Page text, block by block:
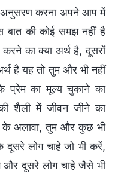
अनुसरण करना अपने आप में
बात की कोई समझ नहीं है
का क्या अर्थ है, दूसरों
है यह तो तुम और भी नहीं
प्रेम का मूल्य चुकाने का
शैली में जीवन जीने का
के अलावा, तुम और कुछ भी
दूसरे लोग चाहे जो भी करें,
और दूसरे लोग चाहे जैसे भी